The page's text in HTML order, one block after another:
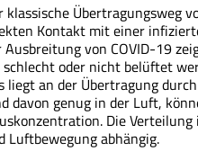
klassische Übertragungsweg
Kontakt mit einer
Ausbreitung von COVID-19
schlecht oder nicht belüftet
liegt an der Übertragung
davon genug in der Luft,
Die
Luftbewegung abhängig.